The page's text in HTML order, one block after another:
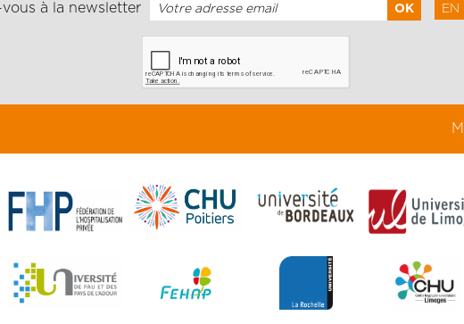
vous à la newsletter EN